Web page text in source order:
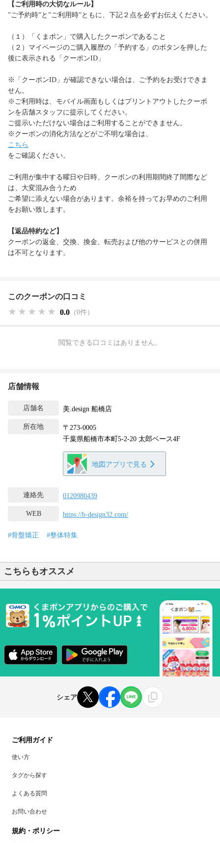
【ご利用時の大切なルール】
”ご予約時”と”ご利用時”ともに、下記２点を必ずお伝えください。
（１）「くまポン」で購入したクーポンであること
（２）マイページのご購入履歴の「予約する」のボタンを押した
後に表示される「クーポンID」
※「クーポンID」が確認できない場合は、ご予約をお受けできま
せん。
※ご利用時は、モバイル画面もしくはプリントアウトしたクーポ
ンを店舗スタッフに提示してください。
ご提示いただけない場合はご利用することができません。
※クーポンの消化方法などがご不明な場合は、
こちら
をご確認ください。
ご利用が集中する曜日や日時、クーポンの利用期間終了間際など
は、大変混み合うため
ご希望に添えない場合があります。余裕を持ってお早めのご利用
をお願い致します。
【返品特約など】
クーポンの返金、交換、換金、転売および他のサービスとの併用
は不可となります。
このクーポンの口コミ
★★★★★
★★★★★
★★★★★ 0.0 （0件）
閲覧できる口コミはありません。
店舗情報
店舗名 美.design 船橋店
所在地
〒273-0005
千葉県船橋市本町5-2-20 太郎ベース4F
地図アプリで見る
連絡先 0120980439
WEB https://b-design32.com/
#骨盤矯正 #整体特集
こちらもオススメ
シェア
ご利用ガイド
使い方
タグから探す
よくある質問
お問い合わせ
規約・ポリシー